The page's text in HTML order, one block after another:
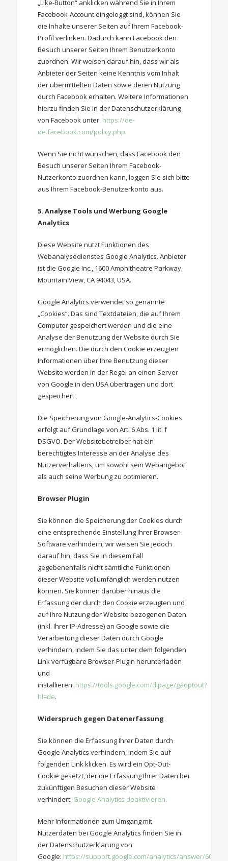
„Like-Button“ anklicken während Sie in Ihrem
Facebook-Account eingeloggt sind, können Sie
die Inhalte unserer Seiten auf Ihrem Facebook-
Profil verlinken. Dadurch kann Facebook den
Besuch unserer Seiten Ihrem Benutzerkonto
zuordnen. Wir weisen darauf hin, dass wir als
Anbieter der Seiten keine Kenntnis vom Inhalt
der übermittelten Daten sowie deren Nutzung
durch Facebook erhalten. Weitere Informationen
hierzu finden Sie in der Datenschutzerklärung
von Facebook unter: https://de-
de.facebook.com/policy.php.
Wenn Sie nicht wünschen, dass Facebook den
Besuch unserer Seiten Ihrem Facebook-
Nutzerkonto zuordnen kann, loggen Sie sich bitte
aus Ihrem Facebook-Benutzerkonto aus.
5. Analyse Tools und Werbung Google
Analytics
Diese Website nutzt Funktionen des
Webanalysedienstes Google Analytics. Anbieter
ist die Google Inc., 1600 Amphitheatre Parkway,
Mountain View, CA 94043, USA.
Google Analytics verwendet so genannte
„Cookies“. Das sind Textdateien, die auf Ihrem
Computer gespeichert werden und die eine
Analyse der Benutzung der Website durch Sie
ermöglichen. Die durch den Cookie erzeugten
Informationen über Ihre Benutzung dieser
Website werden in der Regel an einen Server
von Google in den USA übertragen und dort
gespeichert.
Die Speicherung von Google-Analytics-Cookies
erfolgt auf Grundlage von Art. 6 Abs. 1 lit. f
DSGVO. Der Websitebetreiber hat ein
berechtigtes Interesse an der Analyse des
Nutzerverhaltens, um sowohl sein Webangebot
als auch seine Werbung zu optimieren.
Browser Plugin
Sie können die Speicherung der Cookies durch
eine entsprechende Einstellung Ihrer Browser-
Software verhindern; wir weisen Sie jedoch
darauf hin, dass Sie in diesem Fall
gegebenenfalls nicht sämtliche Funktionen
dieser Website vollumfänglich werden nutzen
können. Sie können darüber hinaus die
Erfassung der durch den Cookie erzeugten und
auf Ihre Nutzung der Website bezogenen Daten
(inkl. Ihrer IP-Adresse) an Google sowie die
Verarbeitung dieser Daten durch Google
verhindern, indem Sie das unter dem folgenden
Link verfügbare Browser-Plugin herunterladen
und
installieren: https://tools.google.com/dlpage/gaoptout?
hl=de.
Widerspruch gegen Datenerfassung
Sie können die Erfassung Ihrer Daten durch
Google Analytics verhindern, indem Sie auf
folgenden Link klicken. Es wird ein Opt-Out-
Cookie gesetzt, der die Erfassung Ihrer Daten bei
zukünftigen Besuchen dieser Website
verhindert: Google Analytics deaktivieren.
Mehr Informationen zum Umgang mit
Nutzerdaten bei Google Analytics finden Sie in
der Datenschutzerklärung von
Google: https://support.google.com/analytics/answer/